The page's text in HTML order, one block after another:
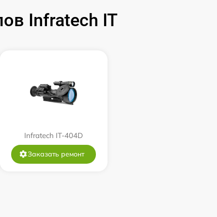
590 р
750 р
650 р
Infratech IT
Infratech IT-404D
Заказать ремонт